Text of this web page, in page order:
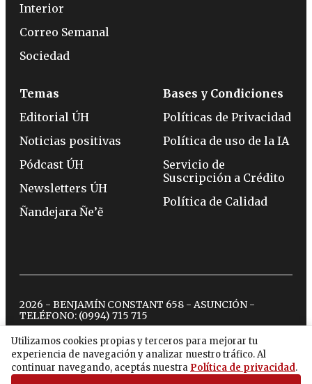
Utilizamos cookies propias y terceros para mejorar tu
experiencia de navegación y analizar nuestro tráfico. Al
continuar navegando, aceptás nuestra Política de privacidad.
Interior
Correo Semanal
Sociedad
Temas
Editorial ÚH
Noticias positivas
Pódcast ÚH
Newsletters ÚH
Ñandejara Ñe’ẽ
Bases y Condiciones
Políticas de Privacidad
Política de uso de la IA
Servicio de
Suscripción a Crédito
Política de Calidad
2026 - BENJAMÍN CONSTANT 658 - ASUNCIÓN -
TELÉFONO: (0994) 715 715
twitterinstagram
facebook
tiktokyoutubespotify